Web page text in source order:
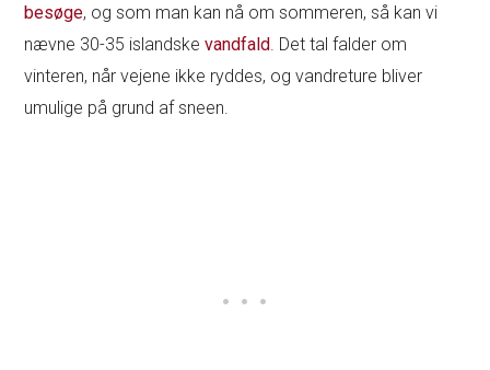
besøge, og som man kan nå om sommeren, så kan vi
nævne 30-35 islandskevandfald . Det tal falder om
vinteren, når vejene ikke ryddes, og vandreture bliver
umulige på grund af sneen.